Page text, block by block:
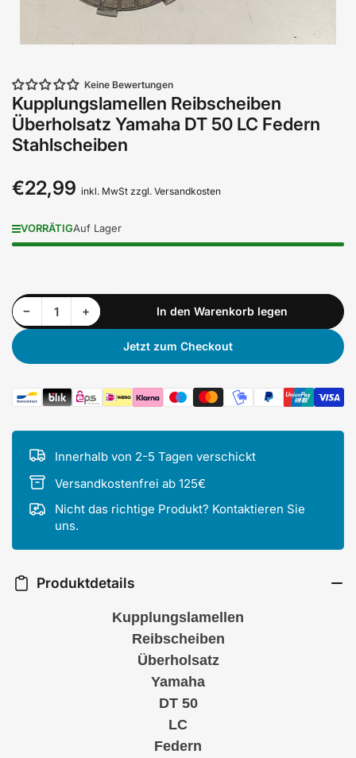
Keine Bewertungen
Kupplungslamellen Reibscheiben
Überholsatz Yamaha DT 50 LC Federn
Stahlscheiben
Normaler
€22,99 inkl. MwSt zzgl. Versandkosten
VORRÄTIGAuf Lager
−Menge reduzieren für Kupplungslamellen Reibscheiben Überholsatz Yamaha DT 50 LC Federn Stahlscheiben
Anzahl +Menge erhöhen für Kupplungslamellen Reibscheiben Überholsatz Yamaha DT 50 LC Federn StahlscheibenIn den Warenkorb legen
Jetzt zum Checkout
Zahlungsmethoden
Innerhalb von 2-5 Tagen verschickt
Versandkostenfrei ab 125€
Nicht das richtige Produkt? Kontaktieren Sie
uns.
Produktdetails
Kupplungslamellen
Reibscheiben
Überholsatz
Yamaha
DT 50
LC
Federn